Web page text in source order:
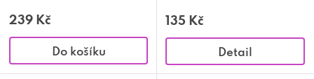
239 Kč
Do košíku
135 Kč
Detail